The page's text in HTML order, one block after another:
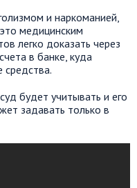
и наркоманией,
медицинским
легко доказать через
в банке, куда
будет учитывать и его
задавать только в